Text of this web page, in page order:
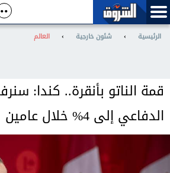
الرئيسية › شئون خارجية › العالم
قمة الناتو بأنقرة.. كندا:
الدفاعي إلى 4% خلال عامين